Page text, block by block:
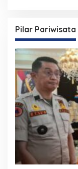
Pilar Pariwisata